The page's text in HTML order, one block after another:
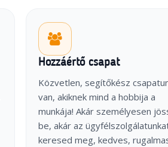
Hozzáértő csapat
Közvetlen, segítőkész
van, akiknek mind a hobbija a
munkája! Akár személyesen
be, akár az
keresed meg, kedves,